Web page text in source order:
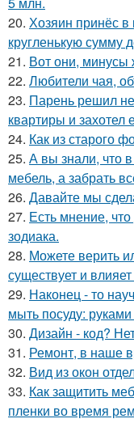
20. Хозяин принёс в
кругленькую сумму
21. Вот они, минусы
22. Любители чая,
23. Парень решил
квартиры и захотел
24. Как из старого
25. А вы знали, что
мебель, а забрать
26. Давайте мы
27. Есть мнение,
зодиака.
28. Можете верить
существует и
29. Наконец - то
мыть посуду:
30. Дизайн - код?
31. Ремонт, в наше
32. Вид из окон
33. Как защитить
пленки во время